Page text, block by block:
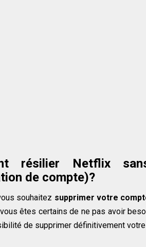
résilier Netflix
de compte)?
souhaitez supprimer votre
êtes certains de ne pas avoir
de supprimer définitivement